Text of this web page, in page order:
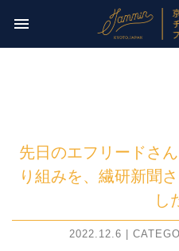
今週のチャ
【 NPO法人パレスチナ
menu
先日のエフリードさ
り組みを、繊研新聞
し
2022.12.6 |